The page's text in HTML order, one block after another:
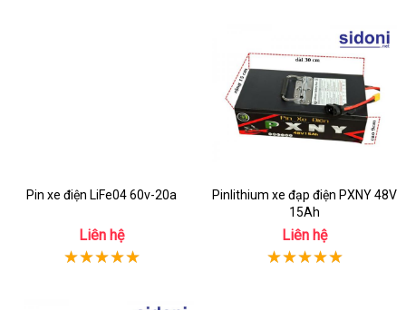
Pin xe điện LiFe04 60v-20a
Liên hệ
Pinlithium xe đạp điện PXNY 48V
15Ah
Liên hệ